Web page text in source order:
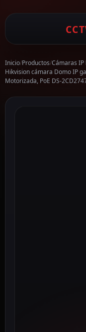
Inicio/Productos/Cámaras
Hikvision cámara Domo IP
Motorizada, PoE DS-